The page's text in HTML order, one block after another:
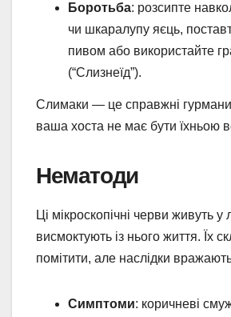
Боротьба: розсипте
чи шкаралупу яєць,
пивом або використайте
(“Слизнеїд”).
Слимаки — це справжні
ваша хоста не має бути їхньою
Нематоди
Ці мікроскопічні черви живуть у
висмоктують із нього життя. Їх
помітити, але наслідки
Симптоми: коричневі